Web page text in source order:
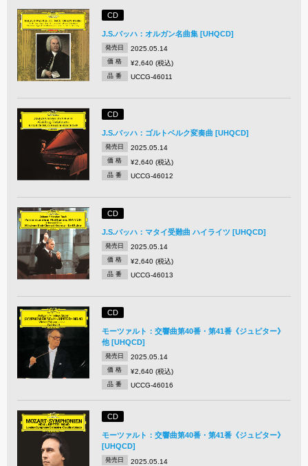
CD
J.S.バッハ：オルガン名曲集 [UHQCD]
発売日 2025.05.14
価 格 ¥2,640 (税込)
品 番 UCCG-46011
CD
J.S.バッハ：ゴルトベルク変奏曲 [UHQCD]
発売日 2025.05.14
価 格 ¥2,640 (税込)
品 番 UCCG-46012
CD
J.S.バッハ：マタイ受難曲 ハイライツ [UHQCD]
発売日 2025.05.14
価 格 ¥2,640 (税込)
品 番 UCCG-46013
CD
モーツァルト：交響曲第40番・第41番《ジュピター》
他 [UHQCD]
発売日 2025.05.14
価 格 ¥2,640 (税込)
品 番 UCCG-46016
CD
モーツァルト：交響曲第40番・第41番《ジュピター》
[UHQCD]
発売日 2025.05.14